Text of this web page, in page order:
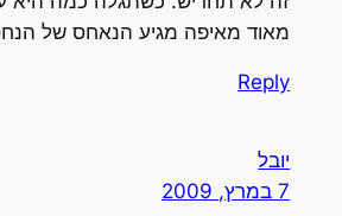
מאוד מאיפה מגיע הנאחס של
Reply
יובל
7 במרץ, 2009